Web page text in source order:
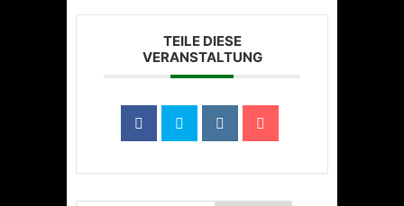
TEILE DIESE
VERANSTALTUNG